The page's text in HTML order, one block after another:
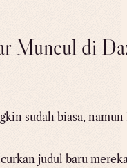
Muncul di
sudah biasa,
judul baru